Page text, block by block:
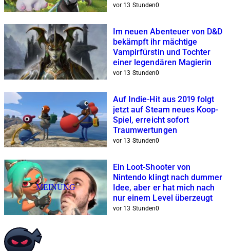
vor 13 Stunden0
Im neuen Abenteuer von D&D
bekämpft ihr mächtige
Vampirfürstin und Tochter
einer legendären Magierin
vor 13 Stunden0
Auf Indie-Hit aus 2019 folgt
jetzt auf Steam neues Koop-
Spiel, erreicht sofort
Traumwertungen
vor 13 Stunden0
MEINUNG
Ein Loot-Shooter von
Nintendo klingt nach dummer
Idee, aber er hat mich nach
nur einem Level überzeugt
vor 13 Stunden0